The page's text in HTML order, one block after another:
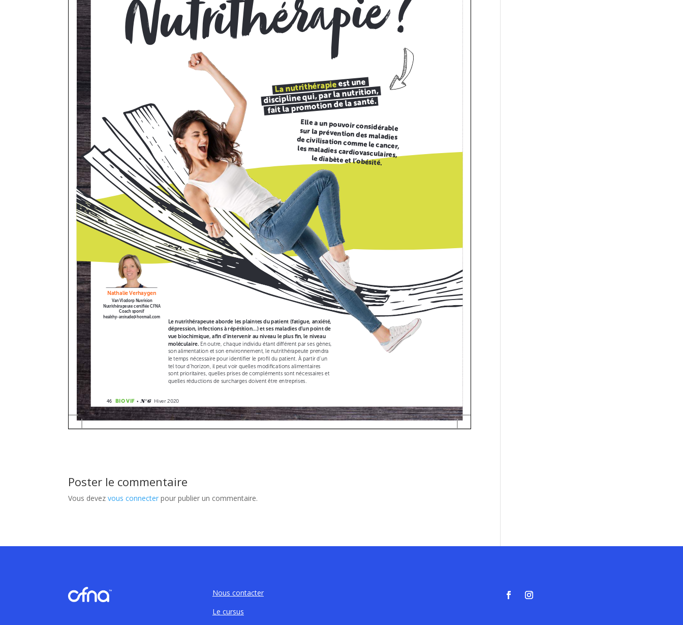
Poster le commentaire
Vous devezvous connecter pour publier un commentaire.
Nous contacter
Le cursus